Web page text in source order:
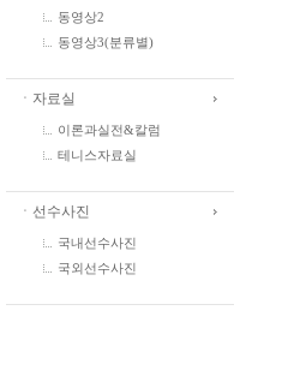
동영상2
동영상3(분류별)
ㆍ자료실
이론과실전&칼럼
테니스자료실
ㆍ선수사진
국내선수사진
국외선수사진